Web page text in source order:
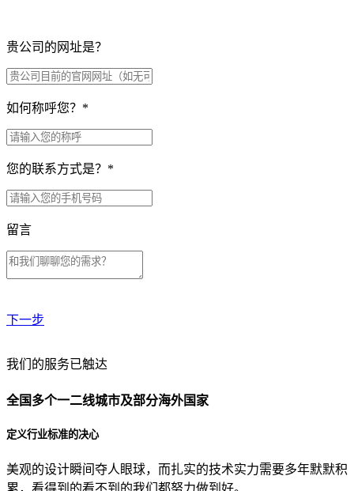
贵公司的网址是？
如何称呼您？ *
您的联系方式是？ *
留言
下一步
贵公司预算范围是？
贵公司的团队规模是？
目前主要的营销渠道是？
我们的服务已触达
全国多个一二线城市及部分海外国家
定义行业标准的决心
美观的设计瞬间夺人眼球，而扎实的技术实力需要多年默默积
累，看得到的看不到的我们都努力做到好。